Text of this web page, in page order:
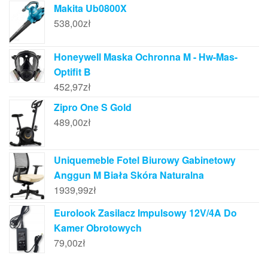
Makita Ub0800X
538,00zł
Honeywell Maska Ochronna M - Hw-Mas-
Optifit B
452,97zł
Zipro One S Gold
489,00zł
Uniquemeble Fotel Biurowy Gabinetowy
Anggun M Biała Skóra Naturalna
1939,99zł
Eurolook Zasilacz Impulsowy 12V/4A Do
Kamer Obrotowych
79,00zł